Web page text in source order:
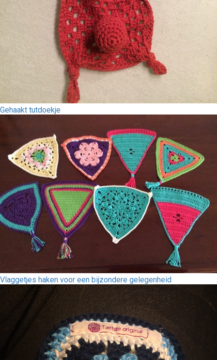
Gehaakt tutdoekje
Vlaggetjes haken voor een bijzondere gelegenheid